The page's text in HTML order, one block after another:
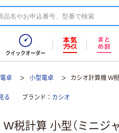
クイックオーダー
電卓 小型電卓 カシオ計算機 W
る ブランド カシオ
税計算 小型（ミニジ